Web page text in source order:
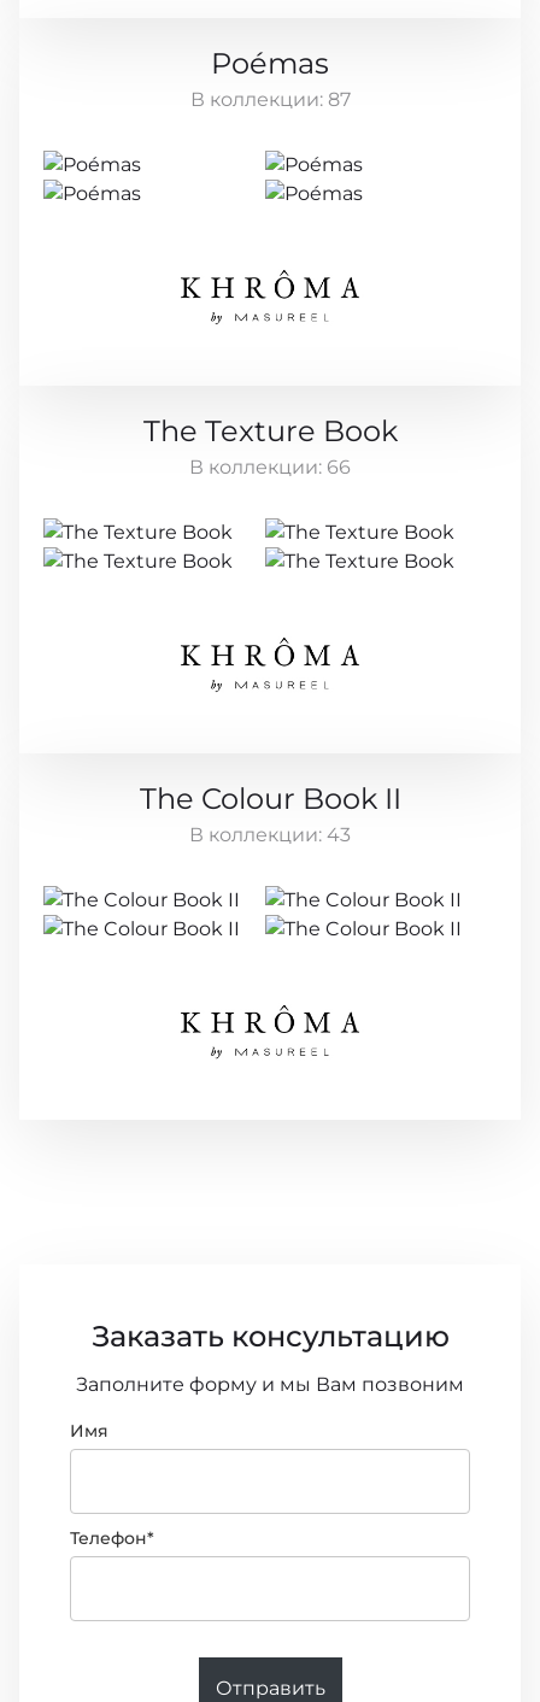
Poémas
В коллекции: 87
The Texture Book
В коллекции: 66
The Colour Book II
В коллекции: 43
Заказать консультацию
Заполните форму и мы Вам позвоним
Имя
Телефон*
Отправить